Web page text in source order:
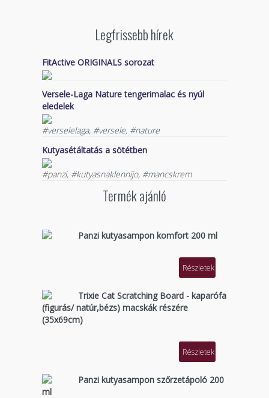
Legfrissebb hírek
FitActive ORIGINALS sorozat
Versele-Laga Nature tengerimalac és nyúl
eledelek
#verselelaga, #versele, #nature
Kutyasétáltatás a sötétben
#panzi, #kutyasnaklennijo, #mancskrem
Termék ajánló
Panzi kutyasampon komfort 200 ml
Részletek
Trixie Cat Scratching Board - kaparófa
(figurás/ natúr,bézs) macskák részére
(35x69cm)
Részletek
Panzi kutyasampon szőrzetápoló 200
ml